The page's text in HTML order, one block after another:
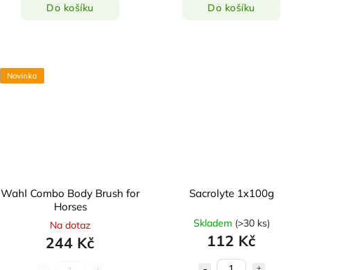
Do košíku Do košíku
Novinka
Wahl Combo Body Brush for
Horses
Na dotaz
244 Kč
Sacrolyte 1x100g
Skladem (>30 ks)
112 Kč